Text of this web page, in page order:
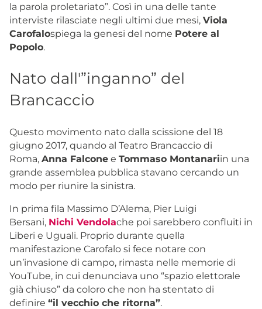
la parola proletariato”. Così in una delle tante
interviste rilasciate negli ultimi due mesi, Viola
Carofalospiega la genesi del nome Potere al
Popolo.
Nato dall'”inganno” del
Brancaccio
Questo movimento nato dalla scissione del 18
giugno 2017, quando al Teatro Brancaccio di
Roma, Anna Falcone e Tommaso Montanariin una
grande assemblea pubblica stavano cercando un
modo per riunire la sinistra.
In prima fila Massimo D’Alema, Pier Luigi
Bersani, Nichi Vendolache poi sarebbero confluiti in
Liberi e Uguali. Proprio durante quella
manifestazione Carofalo si fece notare con
un’invasione di campo, rimasta nelle memorie di
YouTube, in cui denunciava uno “spazio elettorale
già chiuso” da coloro che non ha stentato di
definire “il vecchio che ritorna”.